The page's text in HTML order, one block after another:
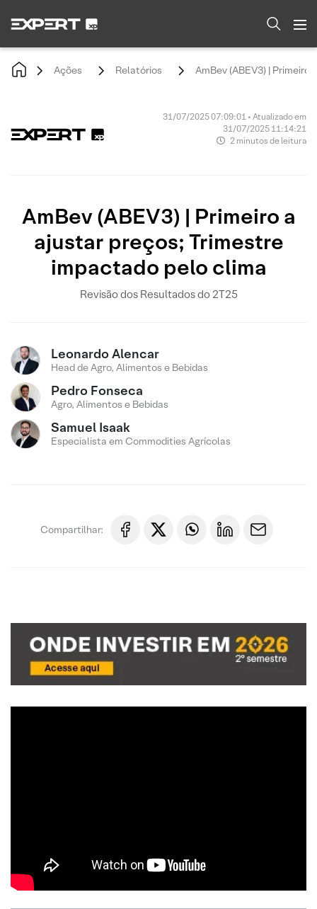
Ações Relatórios AmBev (ABEV3) |
31/07/2025 07:09:01 • Atualizado em
31/07/2025 11:14:21
2 minutos de leitura
AmBev (ABEV3) | Primeiro a
ajustar preços; Trimestre
impactado pelo clima
Revisão dos Resultados do 2T25
Leonardo Alencar
Head de Agro, Alimentos e Bebidas
Pedro Fonseca
Agro, Alimentos e Bebidas
Samuel Isaak
Especialista em Commodities Agrícolas
Compartilhar: